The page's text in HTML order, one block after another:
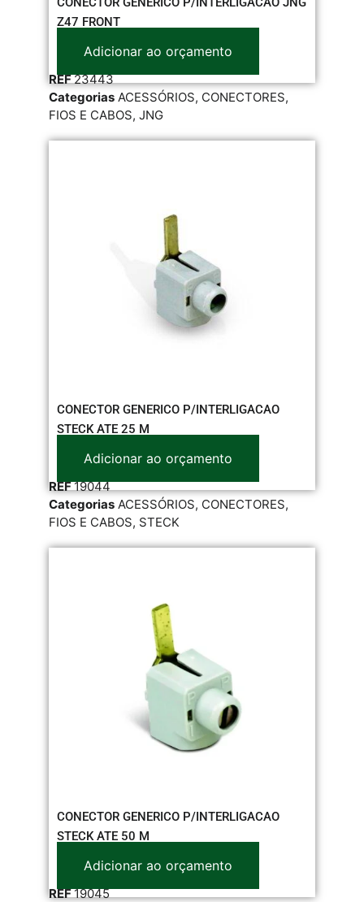
Z47 FRONT
Adicionar ao orçamento
REF23443
Categorias ACESSÓRIOS, CONECTORES,
FIOS E CABOS, JNG
CONECTOR GENERICO P/INTERLIGACAO
STECK ATE 25 M
Adicionar ao orçamento
REF19044
Categorias ACESSÓRIOS, CONECTORES,
FIOS E CABOS, STECK
CONECTOR GENERICO P/INTERLIGACAO
STECK ATE 50 M
Adicionar ao orçamento
REF19045